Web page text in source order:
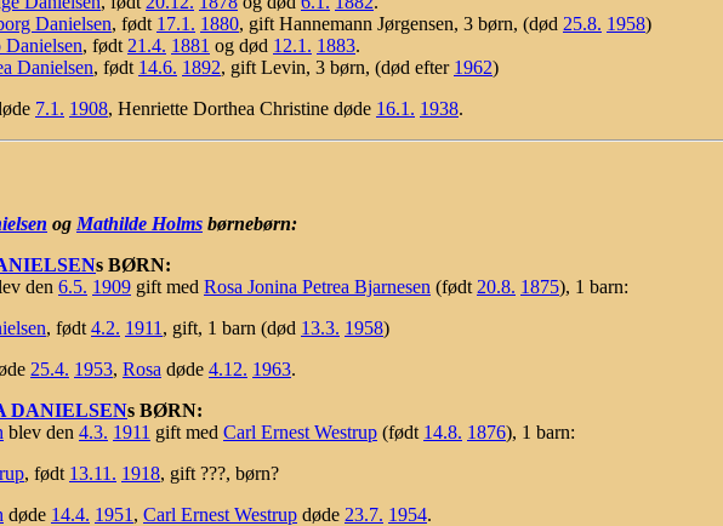
Danielsen, født 17.1. 1880, gift Hannemann Jørgensen, 3 børn, (død 25.8. 1958)
, født 21.4. 1881 og død 12.1. 1883.
Danielsen, født 14.6. 1892, gift Levin, 3 børn, (død efter 1962)
7.1. 1908, Henriette Dorthea Christine døde 16.1. 1938.
og Mathilde Holms børnebørn:
s BØRN:
den 6.5. 1909 gift med Rosa Jonina Petrea Bjarnesen (født 20.8. 1875), 1 barn:
, født 4.2. 1911 , gift, 1 barn (død 13.3. 1958)
25.4. 1953, Rosa døde 4.12. 1963.
DANIELSENs BØRN:
blev den 4.3. 1911 gift med Carl Ernest Westrup (født 14.8. 1876), 1 barn:
, født 13.11. 1918, gift ???, børn?
døde 14.4. 1951 , Carl Ernest Westrup døde 23.7. 1954.